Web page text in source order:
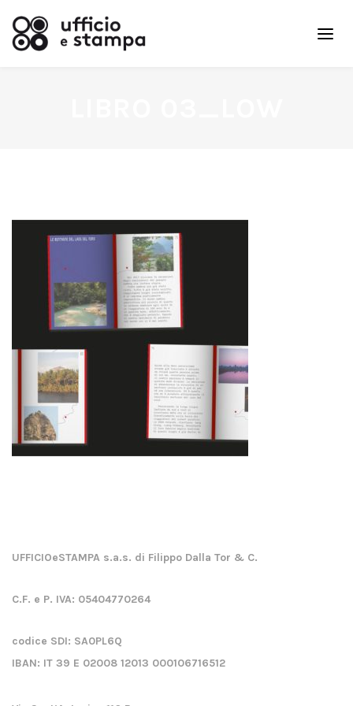
UFFICIOeSTAMPA s.a.s. di Filippo Dalla Tor & C.
C.F. e P. IVA: 05404770264
codice SDI: SA0PL6Q
IBAN: IT 39 E 02008 12013 000106716512